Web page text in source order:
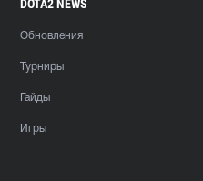
DOTA2 NEWS
Обновления
Турниры
Гайды
Игры